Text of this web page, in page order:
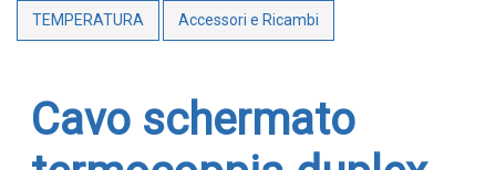
TEMPERATURA Accessori e Ricambi
Cavo schermato
Sonde temperatura a cavo
Sonde temperatura a contatto di superficie
Sonde temperatura con connettore